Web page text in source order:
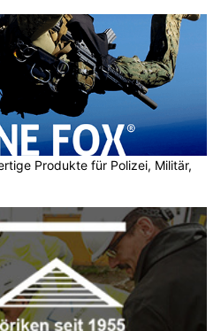
Produkte für Polizei, Militär,
Bau AG Möriken macht’s